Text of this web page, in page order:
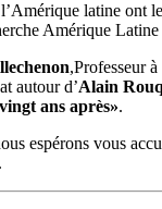
latine ont
Amérique
,Professeur
autour d’Alain
ans après».
espérons vous